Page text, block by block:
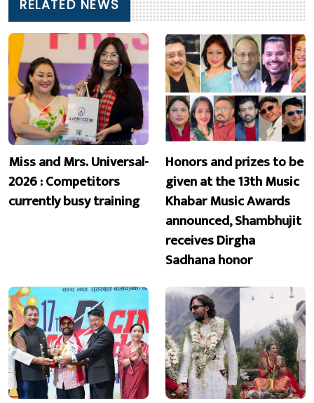
RELATED NEWS
Miss and Mrs. Universal-
2026 : Competitors
currently busy training
Honors and prizes to be
given at the 13th Music
Khabar Music Awards
announced, Shambhujit
receives Dirgha
Sadhana honor